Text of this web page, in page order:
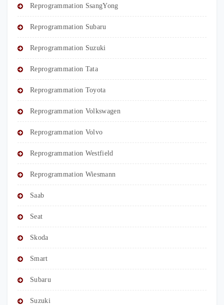
Reprogrammation SsangYong
Reprogrammation Subaru
Reprogrammation Suzuki
Reprogrammation Tata
Reprogrammation Toyota
Reprogrammation Volkswagen
Reprogrammation Volvo
Reprogrammation Westfield
Reprogrammation Wiesmann
Saab
Seat
Skoda
Smart
Subaru
Suzuki